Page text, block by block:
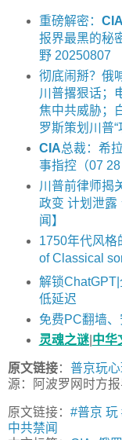
重磅解密： CIA
报界最黑的秘
野 20250807
彻底闹掰？俄
川普撂狠话；
焦中共威胁；
罗斯策划川普“
CIA总裁：希
事指控（07
川普前律师揭
政变 计划泄露
闻】
1750年代风格
of Classical
解锁
低延迟
免费PC翻墙
灵魂之谜| 中华
原文链接： 普京玩
源：阿波罗网时方报
原文链接： #普京 玩
中共禁闻